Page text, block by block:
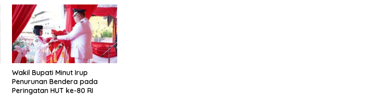
Wakil Bupati Minut Irup
Penurunan Bendera pada
Peringatan HUT ke-80 RI